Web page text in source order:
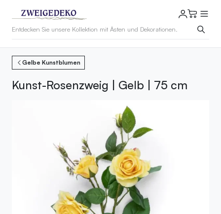
Gelbe Kunstblumen
Kunst-Rosenzweig | Gelb | 75 cm